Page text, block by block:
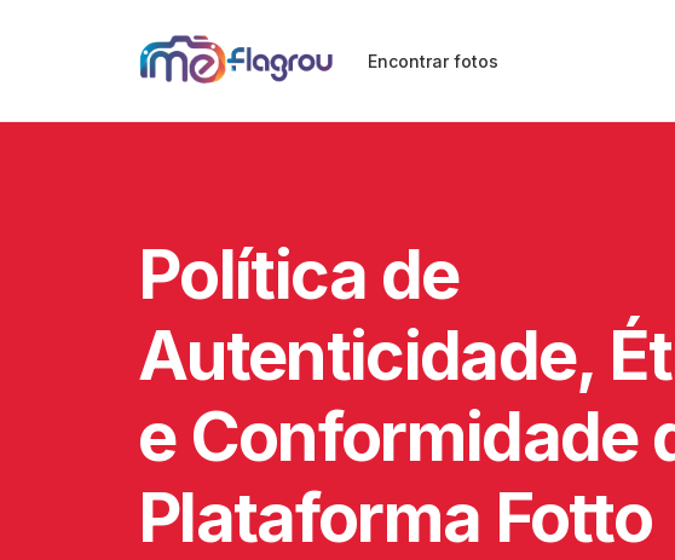
Encontrar fotos
Política de
Autenticidade,
e Conformidade
Plataforma Fotto